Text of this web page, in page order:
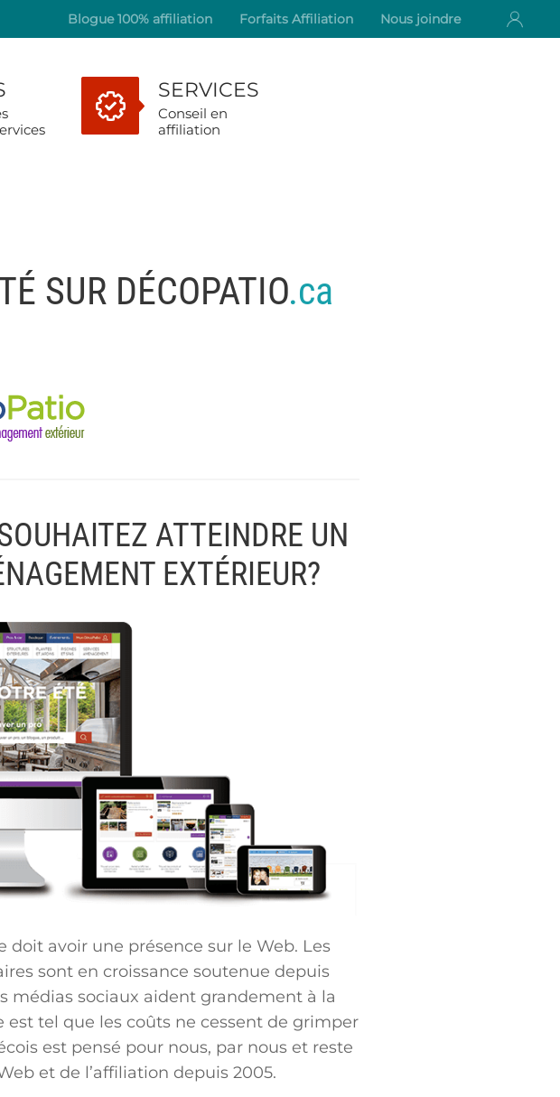
Blogue 100% affiliation Forfaits Affiliation Nous joindre
SERVICES
Conseil en
affiliation
SUR DÉCOPATIO.ca
ATTEINDRE UN
EXTÉRIEUR?
doit avoir une présence sur le Web. Les
sont en croissance soutenue depuis
médias sociaux aident grandement à la
tel que les coûts ne cessent de grimper
est pensé pour nous, par nous et reste
et de l’affiliation depuis 2005.